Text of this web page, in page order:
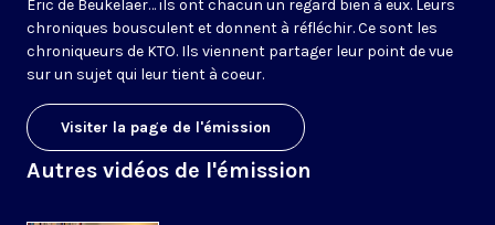
Éric de Beukelaer… ils ont chacun un regard bien à eux. Leurs
chroniques bousculent et donnent à réfléchir. Ce sont les
chroniqueurs de KTO. Ils viennent partager leur point de vue
sur un sujet qui leur tient à coeur.
Visiter la page de l'émission
Autres vidéos de l'émission